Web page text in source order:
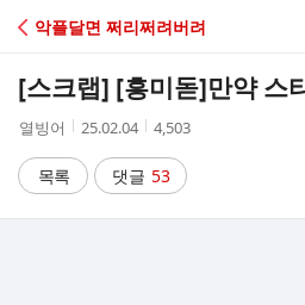
C
A
악플달면 쩌리쩌려버려
[스크랩] [흥미돋]만약 스
작
자
열빙어
작
시
간
25.02.04
조
수
4,503
목록 댓글 53